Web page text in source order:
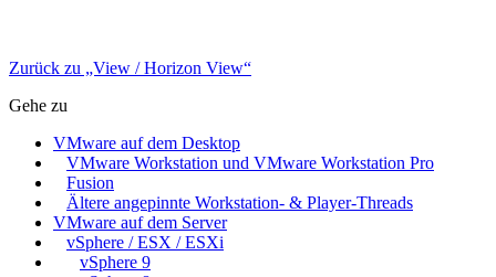
Zurück zu „View / Horizon View“
Gehe zu
VMware auf dem Desktop
VMware Workstation und VMware Workstation Pro
Fusion
Ältere angepinnte Workstation- & Player-Threads
VMware auf dem Server
vSphere / ESX / ESXi
vSphere 9